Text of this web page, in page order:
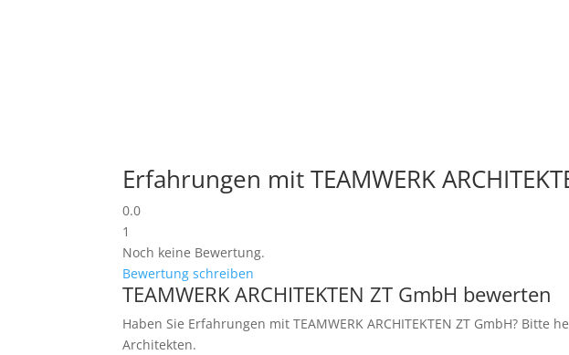
Erfahrungen mit TEAMWERK
0.0
1
Noch keine Bewertung.
Bewertung schreiben
TEAMWERK ARCHITEKTEN ZT GmbH bewerten
Haben Sie Erfahrungen mit TEAMWERK ARCHITEKTEN ZT GmbH?
Architekten.